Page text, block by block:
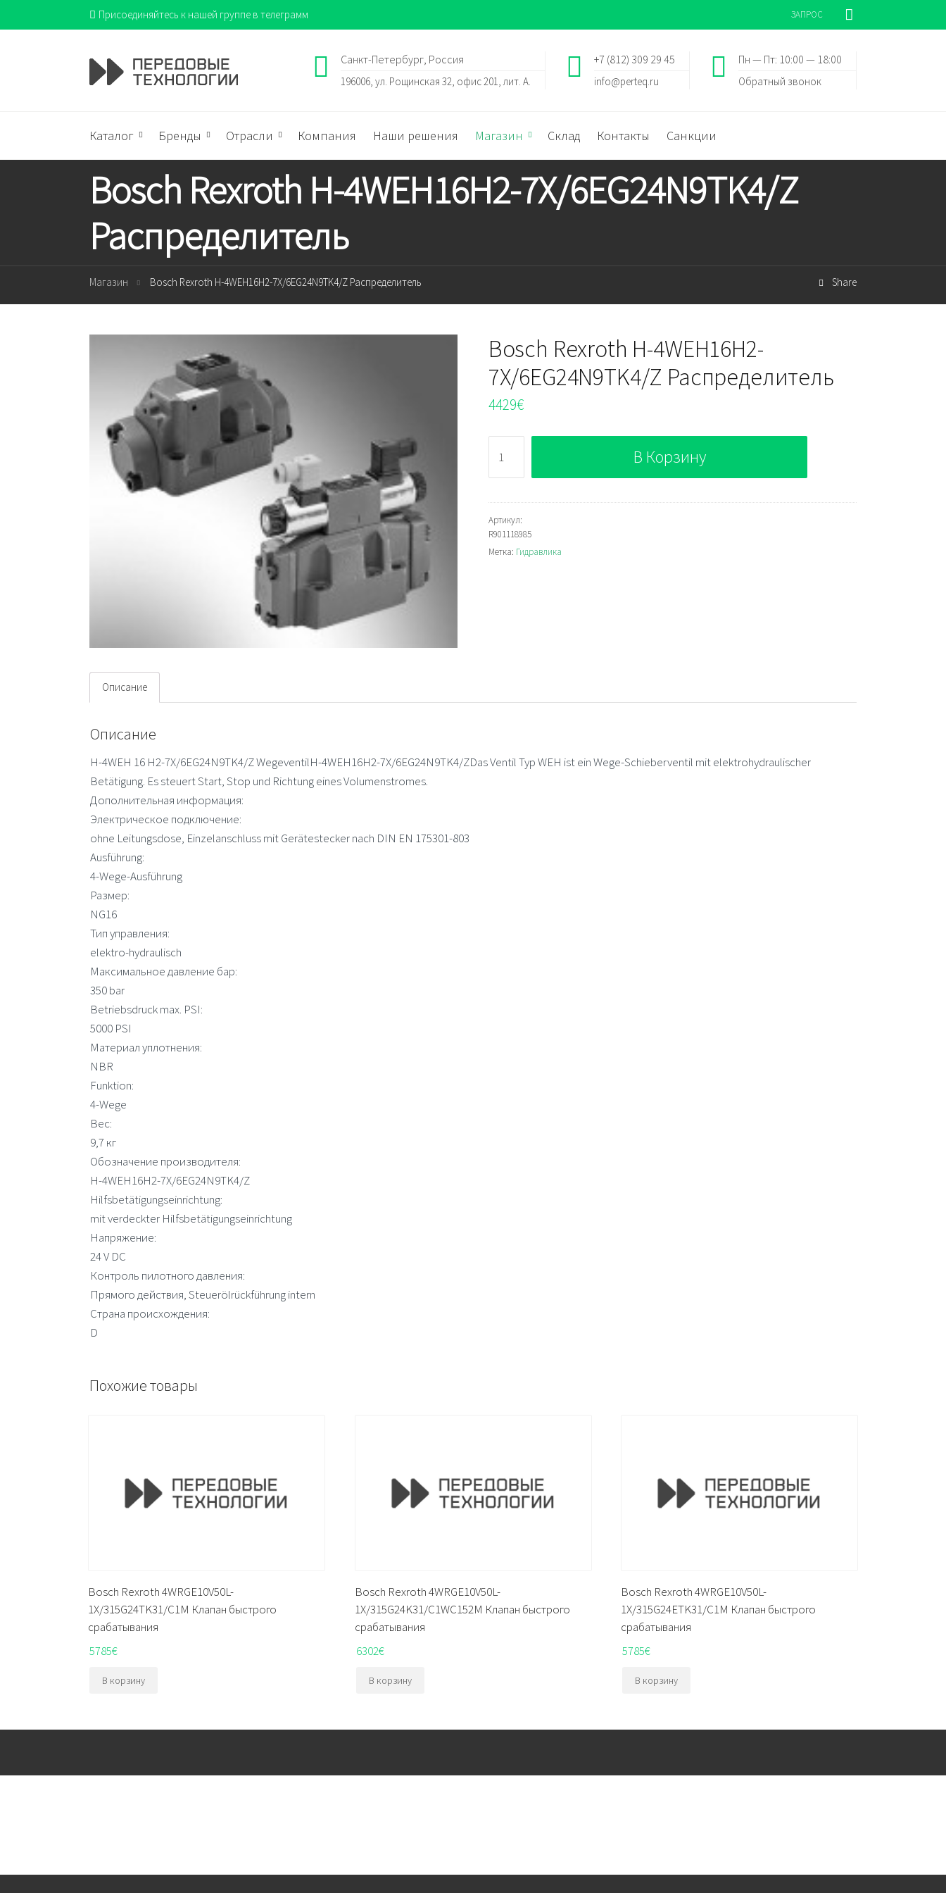
Присоединяйтесь к нашей группе в телеграмм ЗАПРОС
Пн — Пт: 10:00 — 18:00
Обратный звонок
+7 (812) 309 29 45
info@perteq.ru
Санкт-Петербург, Россия
196006, ул. Рощинская 32, офис 201, лит. А.
Каталог Бренды Отрасли Компания Наши решения Магазин Склад Контакты Санкции
Bosch Rexroth H-4WEH16H2-7X/6EG24N9TK4/Z
Распределитель
Магазин Bosch Rexroth H-4WEH16H2-7X/6EG24N9TK4/Z Распределитель Share
Bosch Rexroth H-4WEH16H2-
7X/6EG24N9TK4/Z Распределитель
4429€
Bosch
Rexroth
H-
4WEH16H2-
7X/6EG24N9TK4/Z
Распределитель
В Корзину
Артикул:
R901118985
Метка: Гидравлика
Описание
Описание
H-4WEH 16 H2-7X/6EG24N9TK4/Z WegeventilH-4WEH16H2-7X/6EG24N9TK4/ZDas Ventil Typ WEH ist ein Wege-Schieberventil mit elektrohydraulischer
Betätigung. Es steuert Start, Stop und Richtung eines Volumenstromes.
Дополнительная информация:
Электрическое подключение:
ohne Leitungsdose, Einzelanschluss mit Gerätestecker nach DIN EN 175301-803
Ausführung:
4-Wege-Ausführung
Размер:
NG16
Тип управления:
elektro-hydraulisch
Максимальное давление бар:
350 bar
Betriebsdruck max. PSI:
5000 PSI
Материал уплотнения:
NBR
Funktion:
4-Wege
Вес:
9,7 кг
Обозначение производителя:
H-4WEH16H2-7X/6EG24N9TK4/Z
Hilfsbetätigungseinrichtung:
mit verdeckter Hilfsbetätigungseinrichtung
Напряжение:
24 V DC
Контроль пилотного давления:
Прямого действия, Steuerölrückführung intern
Страна происхождения:
D
Похожие товары
Bosch Rexroth 4WRGE10V50L-
1X/315G24TK31/C1M Клапан быстрого
срабатывания
5785€
В корзину
Bosch Rexroth 4WRGE10V50L-
1X/315G24K31/C1WC152M Клапан быстрого
срабатывания
6302€
В корзину
Bosch Rexroth 4WRGE10V50L-
1X/315G24ETK31/C1M Клапан быстрого
срабатывания
5785€
В корзину